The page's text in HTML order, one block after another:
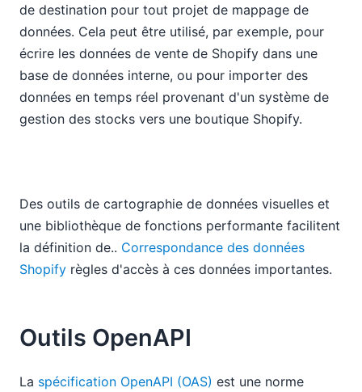
de destination pour tout projet de mappage de
données. Cela peut être utilisé, par exemple, pour
écrire les données de vente de Shopify dans une
base de données interne, ou pour importer des
données en temps réel provenant d'un système de
gestion des stocks vers une boutique Shopify.
Des outils de cartographie de données visuelles et
une bibliothèque de fonctions performante facilitent
la définition de.. Correspondance des données
Shopify règles d'accès à ces données importantes.
Outils OpenAPI
La spécification OpenAPI (OAS) est une norme